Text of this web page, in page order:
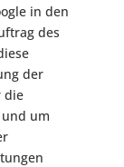
in den
des
der
die
um